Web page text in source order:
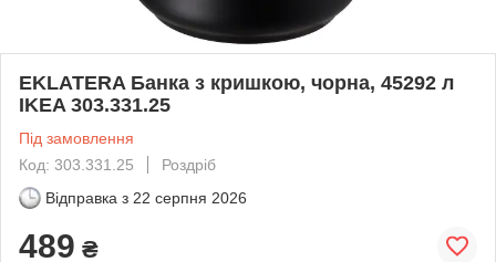
EKLATERA Банка з кришкою, чорна, 45292 л
IKEA 303.331.25
Під замовлення
Код: 303.331.25
Роздріб
Відправка з 22 серпня 2026
489 ₴